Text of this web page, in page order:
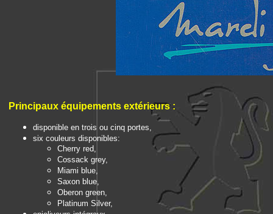
Principaux équipements extérieurs :
disponible en trois ou cinq portes,
six couleurs disponibles:
Cherry red,
Cossack grey,
Miami blue,
Saxon blue,
Oberon green,
Platinum Silver,